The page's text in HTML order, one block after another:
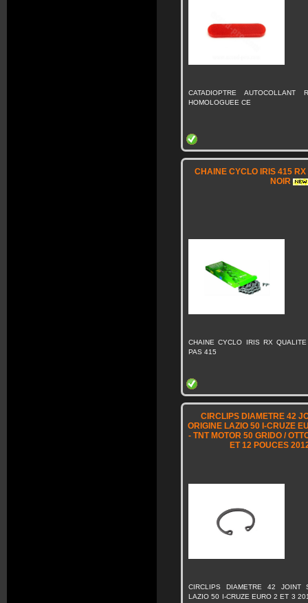
CATADIOPTRE
HOMOLOGUEE CE
CHAINE CYCLO IRIS 415
NOIR
CHAINE CYCLO IRIS RX
PAS 415
CIRCLIPS DIAMETRE 42
ORIGINE LAZIO 50 I-CRUZE
- TNT MOTOR 50 GRIDO /
ET 12 POUCES
CIRCLIPS DIAMETRE 42 JOINT
LAZIO 50 I-CRUZE EURO 2 ET 3